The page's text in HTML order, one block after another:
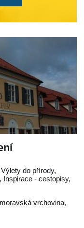
do přírody,
Inspirace - cestopisy,
vrchovina,